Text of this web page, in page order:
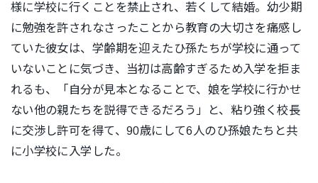
様に学校に行くことを禁止され、若くして結婚。幼少期
に勉強を許されなさったことから教育の大切さを痛感し
ていた彼女は、学齢期を迎えたひ孫たちが学校に通って
いないことに気づき、当初は高齢すぎるため入学を拒ま
れるも、「自分が見本となることで、娘を学校に行かせ
ない他の親たちを説得できるだろう」と、粘り強く校長
に交渉し許可を得て、90歳にして6人のひ孫娘たちと共
に小学校に入学した。